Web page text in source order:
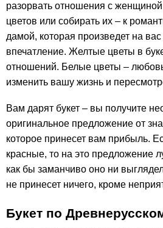
разорвать отношения с
цветов или собирать их – к
дамой, которая произведет на
впечатление. Желтые цветы в
отношений. Белые цветы –
изменить вашу жизнь и
Вам дарят букет – вы получите
оригинальное предложение от
которое принесет вам прибыль.
красные, то на это предложение
как бы заманчиво оно ни
не принесет ничего, кроме
Букет по